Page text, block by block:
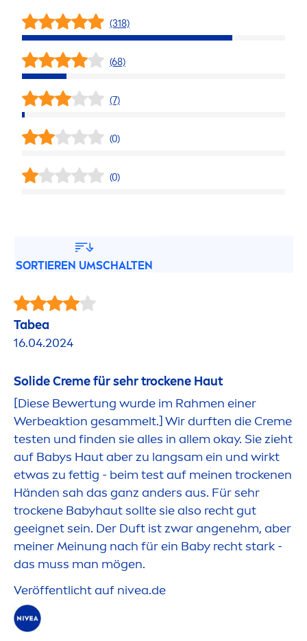
(318)
(68)
(7)
(0)
(0)
SORTIEREN UMSCHALTEN
Tabea
16.04.2024
SolideCremefür sehr trockene Haut
[Diese Bewertung wurde im Rahmen einer
Werbeaktion gesammelt.] Wir durften die Creme
testen und finden sie alles in allem okay. Sie zieht
auf Babys Haut aber zu langsam ein und wirkt
etwas zu fettig - beim test auf meinen trockenen
Händen sah das ganz anders aus. Für sehr
trockene Babyhaut sollte sie also recht gut
geeignet sein. Der Duft ist zwar angenehm, aber
meiner Meinung nach für ein Baby recht stark -
das muss man mögen.
Veröffentlicht auf nivea.de